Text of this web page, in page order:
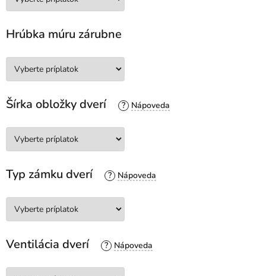
Hrúbka múru zárubne
Šírka obložky dverí ?
Typ zámku dverí ?
Ventilácia dverí ?